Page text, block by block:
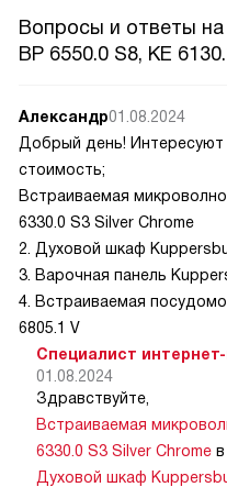
Вопросы и ответы
BP 6550.0 S8, KE
Александр01.08.2024
Добрый день!
Встраиваемая
6330.0 S3 Silver Chrome
2. Духовой шкаф
3. Варочная панель
4. Встраиваемая
6805.1 V
Специалист
01.08.2024
Здравствуйте,
Встраиваемая
6330.0 S3 Silver Chrome
Духовой шкаф